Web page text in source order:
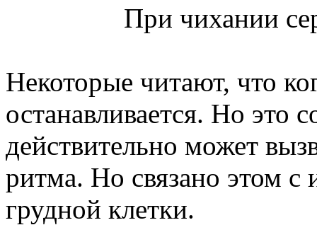
При чихании
Некоторые читают, что
останавливается. Но это
действительно может
ритма. Но связано этом с
грудной клетки.